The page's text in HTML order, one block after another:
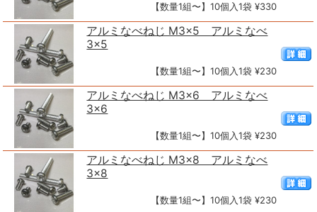
【数量1組〜】10個入1袋 ¥330
アルミなべねじ M3×5 アルミなべ
3×5
【数量1組〜】10個入1袋 ¥230
アルミなべねじ M3×6 アルミなべ
3×6
【数量1組〜】10個入1袋 ¥230
アルミなべねじ M3×8 アルミなべ
3×8
【数量1組〜】10個入1袋 ¥230